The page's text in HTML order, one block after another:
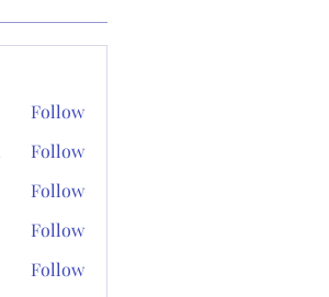
Follow
Follow
Follow
Follow
Follow